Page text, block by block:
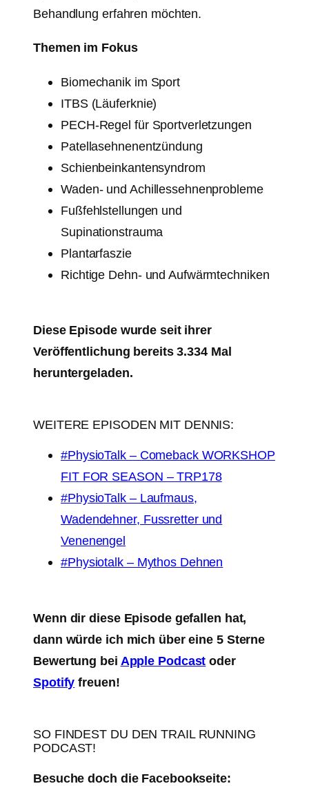
Behandlung erfahren möchten.
Themen im Fokus
Biomechanik im Sport
ITBS (Läuferknie)
PECH-Regel für Sportverletzungen
Patellasehnenentzündung
Schienbeinkantensyndrom
Waden- und Achillessehnenprobleme
Fußfehlstellungen und
Supinationstrauma
Plantarfaszie
Richtige Dehn- und Aufwärmtechniken
Diese Episode wurde seit ihrer
Veröffentlichung bereits 3.334 Mal
heruntergeladen.
WEITERE EPISODEN MIT DENNIS:
#PhysioTalk – Comeback WORKSHOP
FIT FOR SEASON – TRP178
#PhysioTalk – Laufmaus,
Wadendehner, Fussretter und
Venenengel
#Physiotalk – Mythos Dehnen
Wenn dir diese Episode gefallen hat,
dann würde ich mich über eine 5 Sterne
Bewertung bei Apple Podcast oder
Spotify freuen!
SO FINDEST DU DEN TRAIL RUNNING
PODCAST!
Besuche doch die Facebookseite: